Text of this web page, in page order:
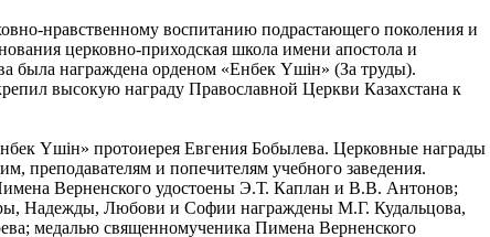
нравственному воспитанию подрастающего поколения и
церковно-приходская школа имени апостола и
была награждена орденом «Енбек Үшiн» (За труды).
высокую награду Православной Церкви Казахстана к
Үшiн» протоиерея Евгения Бобылева. Церковные награды
преподавателям и попечителям учебного заведения.
Верненского удостоены Э.Т. Каплан и В.В. Антонов;
Надежды, Любови и Софии награждены М.Г. Кудальцова,
медалью священномученика Пимена Верненского